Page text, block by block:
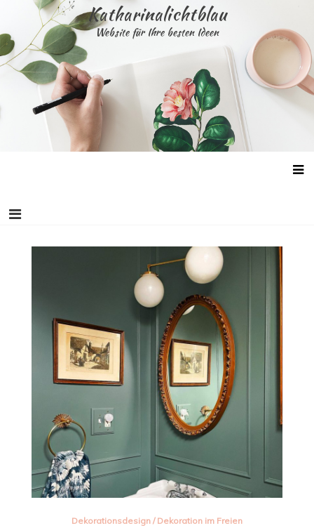
content
Katharinalichtblau
Website für Ihre besten Ideen
Dekorationsdesign/ Dekoration im Freien